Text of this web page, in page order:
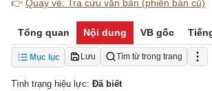
👉 Quay về: Tra cứu văn bản (phiên bản cũ)
Tổng quan Nội dung VB gốc
Mục lục Lưu Tìm từ trong trang
Tình trạng hiệu lực: Đã biết